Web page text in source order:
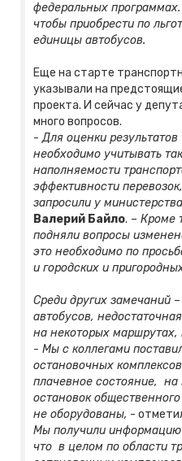
федеральных
чтобы приобрести по
единицы автобусов.
Еще на старте
указывали на
проекта. И сейчас у
много вопросов.
- Для оценки
необходимо учитывать
наполняемости
эффективности
запросили у
Валерий Байло. – Кроме
подняли вопросы
это необходимо по
и городских и
Среди других замечаний
автобусов,
на некоторых
- Мы с коллегами
остановочных
плачевное состояние, на
остановок
не оборудованы, -
Мы получили информацию
что в целом по области